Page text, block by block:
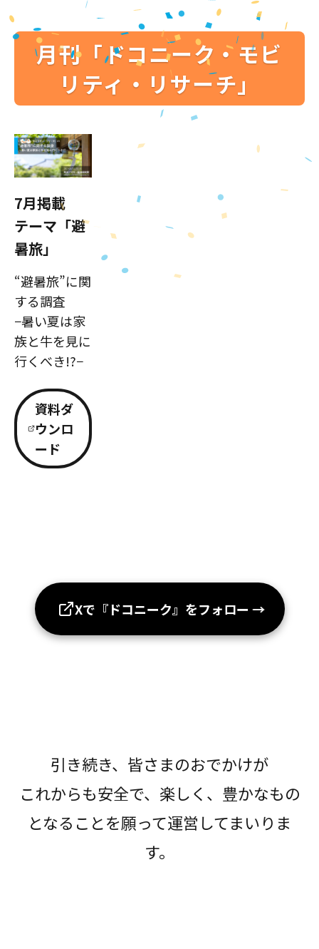
月刊「ドコニーク・モビ
リティ・リサーチ」
7月掲載
テーマ「避
暑旅」
“避暑旅”に関
する調査
−暑い夏は家
族と牛を見に
行くべき!?−
資料ダ
ウンロ
ード
Xで『ドコニーク』をフォロー →
引き続き、皆さまのおでかけが
これからも安全で、楽しく、豊かなもの
となることを願って運営してまいりま
す。